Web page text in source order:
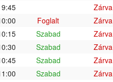
9:45
Zárva
Foglalt Zárva
Szabad Zárva
Szabad Zárva
Szabad Zárva
Szabad Zárva